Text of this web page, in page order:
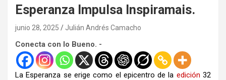
Esperanza Impulsa Inspiramais.
junio 28, 2025 Julián Andrés Camacho
Conecta con lo Bueno. -
La Esperanza se erige como el epicentro de la edición 32